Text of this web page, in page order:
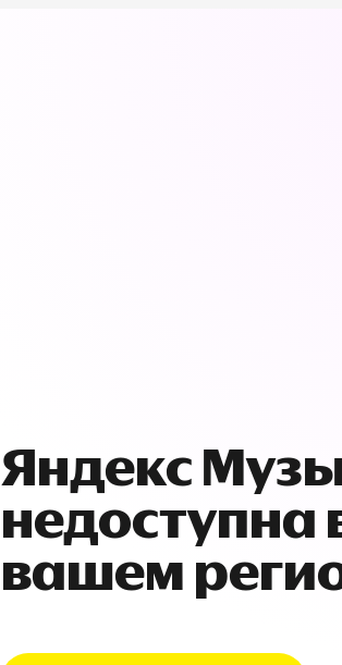
Яндекс
недоступна
вашем